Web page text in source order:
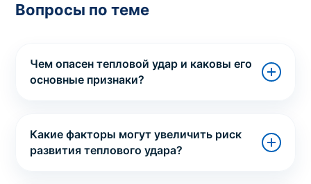
Вопросы по теме
Чем опасен тепловой удар и каковы его
основные признаки?
Какие факторы могут увеличить риск
развития теплового удара?